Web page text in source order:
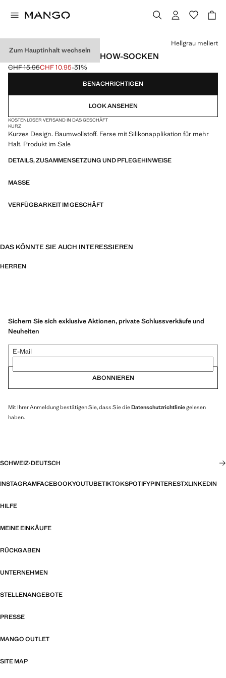
Zum Hauptinhalt wechseln
PACK MIT 3 PAAR NO-SHOW-SOCKEN
Ausgangspreis durchgestrichen [CHF 15.95 ]
CHF 15.95
Aktueller Preis [CHF 10.95 ]
CHF 10.95-31%
Wählen Sie eine Farbe
Hellgrau meliert
BENACHRICHTIGEN
LOOK ANSEHEN
KOSTENLOSER VERSAND IN DAS GESCHÄFT
KURZ
Kurzes Design. Baumwollstoff. Ferse mit Silikonapplikation für mehr
Halt. Produkt im Sale
DETAILS, ZUSAMMENSETZUNG UND PFLEGEHINWEISE
MASSE
VERFÜGBARKEIT IM GESCHÄFT
DAS KÖNNTE SIE AUCH INTERESSIEREN
HERREN
Sichern Sie sich exklusive Aktionen, private Schlussverkäufe und
Neuheiten
E-Mail
ABONNIEREN
Mit Ihrer Anmeldung bestätigen Sie, dass Sie dieDatenschutzrichtliniegelesen
haben.
SCHWEIZ·DEUTSCH
INSTAGRAMFACEBOOKYOUTUBETIKTOKSPOTIFYPINTERESTXLINKEDIN
HILFE
MEINE EINKÄUFE
RÜCKGABEN
UNTERNEHMEN
STELLENANGEBOTE
PRESSE
MANGO OUTLET
SITE MAP